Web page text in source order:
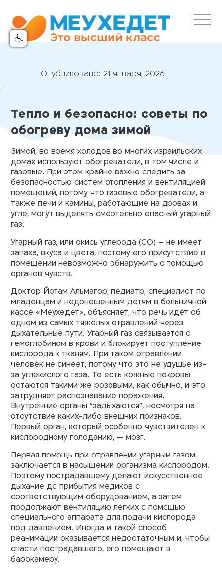
Опубликовано: 21 января, 2026
Тепло и безопасно: советы по
обогреву дома зимой
Зимой, во время холодов во многих израильских
домах используют обогреватели, в том числе и
газовые. При этом крайне важно следить за
безопасностью систем отопления и вентиляцией
помещений, потому что газовые обогреватели, а
также печи и камины, работающие на дровах и
угле, могут выделять смертельно опасный угарный
газ.
Угарный газ, или окись углерода (СО) – не имеет
запаха, вкуса и цвета, поэтому его присутствие в
помещении невозможно обнаружить с помощью
органов чувств.
Доктор Йотам Альмагор, педиатр, специалист по
младенцам и недоношенным детям в больничной
кассе «Меухедет», объясняет, что речь идёт об
одном из самых тяжёлых отравлений через
дыхательные пути. Угарный газ связывается с
гемоглобином в крови и блокирует поступление
кислорода к тканям. При таком отравлении
человек не синеет, потому что это не удушье из-
за углекислого газа. То есть кожные покровы
остаются такими же розовыми, как обычно, и это
затрудняет распознавание поражения.
Внутренние органы “задыхаются”, несмотря на
отсутствие каких-либо внешних признаков.
Первый орган, который особенно чувствителен к
кислородному голоданию, — мозг.
Первая помощь при отравлении угарным газом
заключается в насыщении организма кислородом.
Поэтому пострадавшему делают искусственное
дыхание до прибытия медиков с
соответствующим оборудованием, а затем
продолжают вентиляцию легких с помощью
специального аппарата для подачи кислорода
под давлением. Иногда и такой способ
реанимации оказывается недостаточным и, чтобы
спасти пострадавшего, его помещают в
барокамеру.